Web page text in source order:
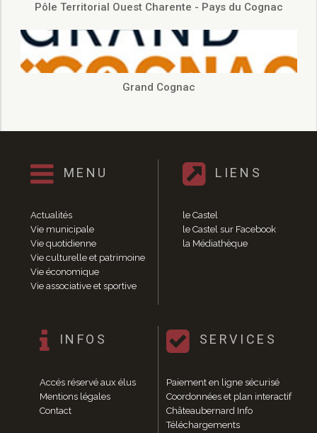
Pôle Territorial Ouest Charente - Pays du Cognac
Grand Cognac
MENU
Actualités
Vie municipale
Vie quotidienne
Vie culturelle et patrimoine
Vie économique
Vie associative et sportive
LIENS
le Castel
le Castel sur Facebook
la Médiathèque
INFOS
Accés réservé aux élus
Mentions légales
Contact
SERVICES
Paiement en ligne sécurisé
Coordonnées et plan interactif
Châteaubernard Info
Téléchargements